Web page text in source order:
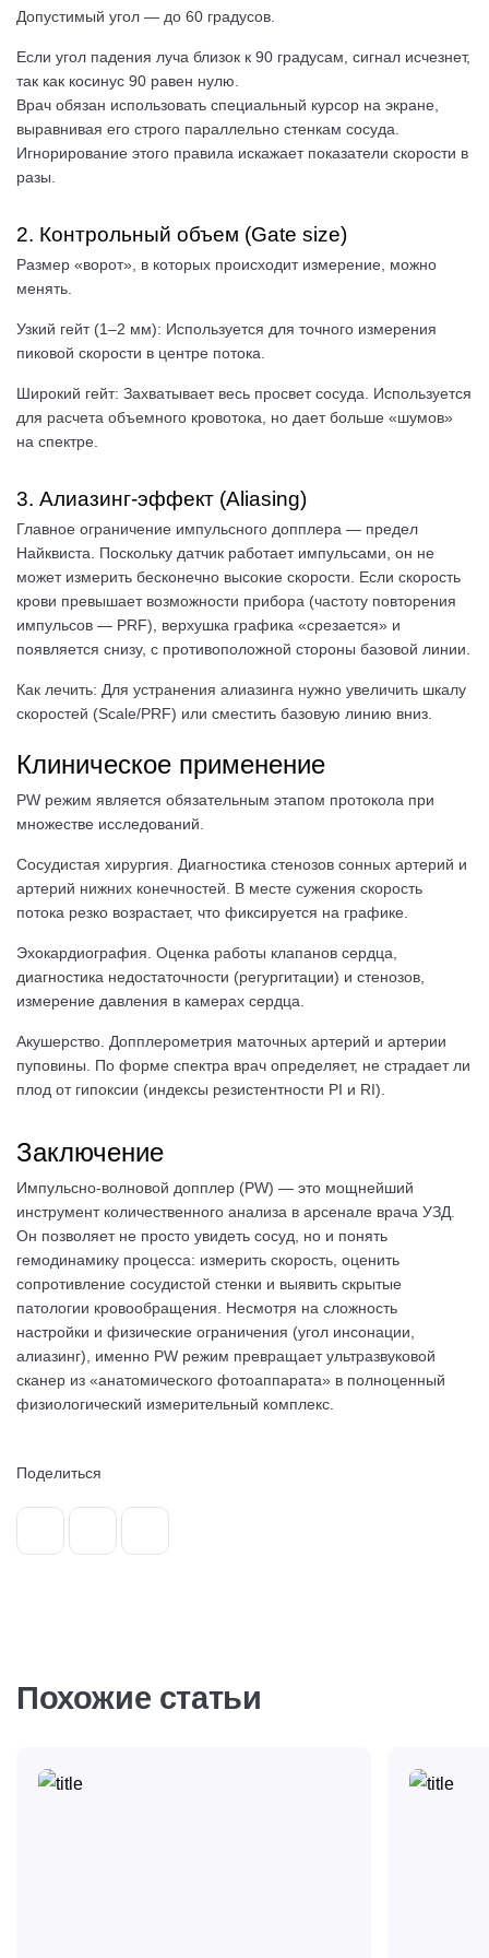
Допустимый угол — до 60 градусов.
Если угол падения луча близок к 90 градусам, сигнал исчезнет,
так как косинус 90 равен нулю.
Врач обязан использовать специальный курсор на экране,
выравнивая его строго параллельно стенкам сосуда.
Игнорирование этого правила искажает показатели скорости в
разы.
2. Контрольный объем (Gate size)
Размер «ворот», в которых происходит измерение, можно
менять.
Узкий гейт (1–2 мм): Используется для точного измерения
пиковой скорости в центре потока.
Широкий гейт: Захватывает весь просвет сосуда. Используется
для расчета объемного кровотока, но дает больше «шумов»
на спектре.
3. Алиазинг-эффект (Aliasing)
Главное ограничение импульсного допплера — предел
Найквиста. Поскольку датчик работает импульсами, он не
может измерить бесконечно высокие скорости. Если скорость
крови превышает возможности прибора (частоту повторения
импульсов — PRF), верхушка графика «срезается» и
появляется снизу, с противоположной стороны базовой линии.
Как лечить: Для устранения алиазинга нужно увеличить шкалу
скоростей (Scale/PRF) или сместить базовую линию вниз.
Клиническое применение
PW режим является обязательным этапом протокола при
множестве исследований.
Сосудистая хирургия. Диагностика стенозов сонных артерий и
артерий нижних конечностей. В месте сужения скорость
потока резко возрастает, что фиксируется на графике.
Эхокардиография. Оценка работы клапанов сердца,
диагностика недостаточности (регургитации) и стенозов,
измерение давления в камерах сердца.
Акушерство. Допплерометрия маточных артерий и артерии
пуповины. По форме спектра врач определяет, не страдает ли
плод от гипоксии (индексы резистентности PI и RI).
Заключение
Импульсно-волновой допплер (PW) — это мощнейший
инструмент количественного анализа в арсенале врача УЗД.
Он позволяет не просто увидеть сосуд, но и понять
гемодинамику процесса: измерить скорость, оценить
сопротивление сосудистой стенки и выявить скрытые
патологии кровообращения. Несмотря на сложность
настройки и физические ограничения (угол инсонации,
алиазинг), именно PW режим превращает ультразвуковой
сканер из «анатомического фотоаппарата» в полноценный
физиологический измерительный комплекс.
Поделиться
Похожие статьи